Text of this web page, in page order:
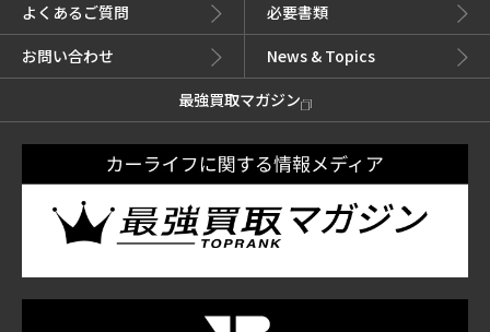
よくあるご質問
必要書類
お問い合わせ
News & Topics
最強買取マガジン